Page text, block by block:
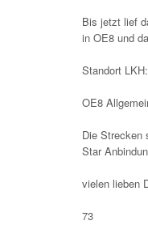
Bis jetzt lief
in OE8 und
Standort LKH:
OE8
Die Strecken
Star
vielen lieben
73